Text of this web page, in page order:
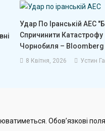
Удар По Іранській АЕС
Спричинити
Чорнобиля – Bloomberg
8 Квітня, 2026 Устин
Обов’язкові